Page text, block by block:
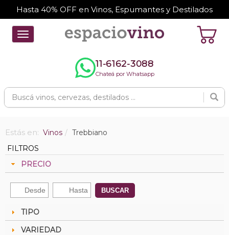
Hasta 40% OFF en Vinos, Espumantes y Destilados
Toggle
navigation
11-6162-3088
Chateá por Whatsapp
Estás en: Vinos
Trebbiano
FILTROS
PRECIO
BUSCAR
TIPO
VARIEDAD